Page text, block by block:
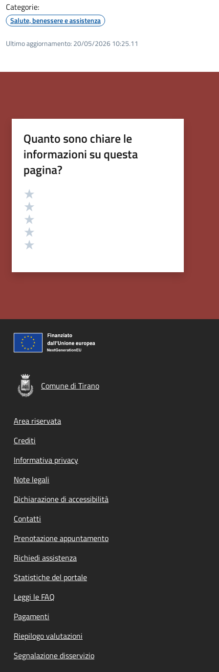
Categorie:
Salute, benessere e assistenza
Ultimo aggiornamento: 20/05/2026 10:25.11
Quanto sono chiare le
informazioni su questa
pagina?
Valutazione
Comune di Tirano
Footer menu
Area riservata
Crediti
Informativa privacy
Note legali
Dichiarazione di accessibilità
Contatti
Prenotazione appuntamento
Richiedi assistenza
Statistiche del portale
Leggi le FAQ
Pagamenti
Riepilogo valutazioni
Segnalazione disservizio